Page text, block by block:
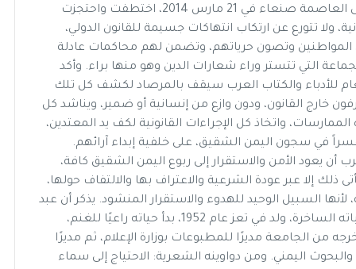
العام إن جماعة الحوثي الإرهابية، ومنذ سيطرتها على العاصمة صنعاء في 21 مارس 2014، اختطفت واحتجزت
ولا تتورع عن ارتكاب انتهاكات جسيمة للقانون الدولي،
المواطنين وتصون حرياتهم، وتضمن لهم محاكمات عادلة
التي تتستر وراء شعارات الدين وهو منها براء. وأكد
للأدباء والكتاب العرب سيقف بالمرصاد لكشف كل تلك
خارج القانون، ودون وازع من إنسانية أو ضمير، ويناشد كل
واتخاذ كل الإجراءات القانونية لكف يد المعتدين،
في سجون اليمن الشقيق، على خلفية إبداء آرائهم.
أن يعود الأمن والاستقرار إلى ربوع اليمن الشقيق كافة،
ذلك إلا عبر عودة الشرعية والاعتراف بها والالتفاف حولها،
السبيل الوحيد للهدوء والاستقرار المنشود. يذكر أن عبد
الكريم الرازحي كاتب وشاعر وروائي يمني، اشتهر بكتاباته الساخرة، ولد في تعز عام 1952، بدأ حياته راعيًا للغنم،
من الجامعة مديرًا للمطبوعات بوزارة الإعلام، ثم مديرًا
اليمني. ومن دواوينه الشعرية: الاحتياج إلى سماء